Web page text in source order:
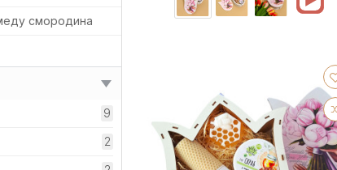
смородина
мед 250 грам медовий скраб 13 см свічка воскова
по 50 грам 3 шт. горіхи в меді по 50 грам
9
2